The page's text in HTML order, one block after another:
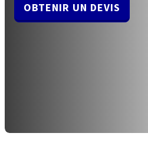
OBTENIR UN DEVIS